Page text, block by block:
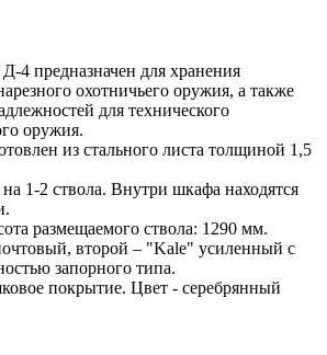
предназначен для хранения
охотничьего оружия, а также
для технического
оружия.
из стального листа толщиной 1,5
1-2 ствола. Внутри шкафа находятся
размещаемого ствола: 1290 мм.
второй – "Kale" усиленный с
запорного типа.
покрытие. Цвет - серебрянный